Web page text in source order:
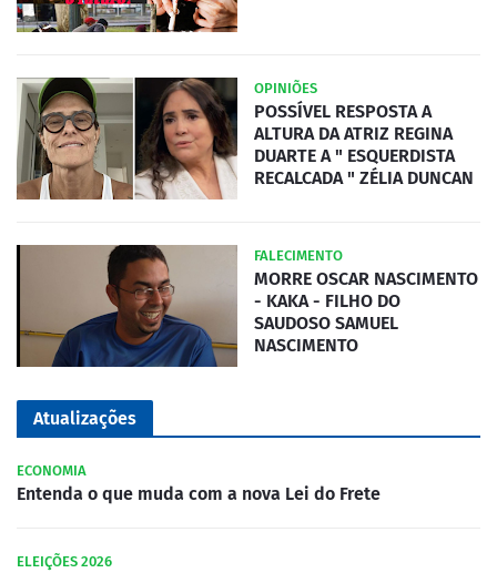
OPINIÕES
POSSÍVEL RESPOSTA A
ALTURA DA ATRIZ REGINA
DUARTE A " ESQUERDISTA
RECALCADA " ZÉLIA DUNCAN
FALECIMENTO
MORRE OSCAR NASCIMENTO
- KAKA - FILHO DO
SAUDOSO SAMUEL
NASCIMENTO
Atualizações
ECONOMIA
Entenda o que muda com a nova Lei do Frete
ELEIÇÕES 2026